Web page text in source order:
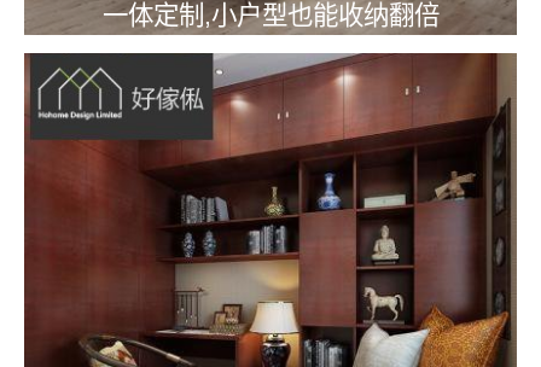
一体定制,小户型也能收纳翻倍